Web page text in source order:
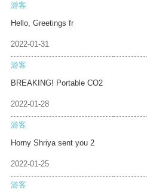
游客
Hello, Greetings fr
2022-01-31
游客
BREAKING! Portable CO2
2022-01-28
游客
Horny Shriya sent you 2
2022-01-25
游客